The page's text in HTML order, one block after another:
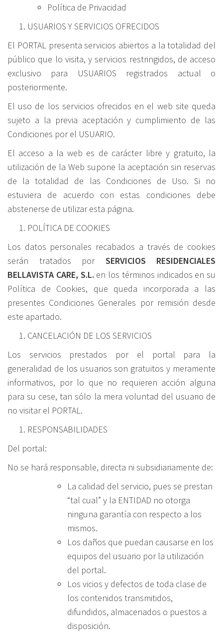
Política de Privacidad
USUARIOS Y SERVICIOS OFRECIDOS
El PORTAL presenta servicios abiertos a la totalidad del
público que lo visita, y servicios restringidos, de acceso
exclusivo para USUARIOS registrados actual o
posteriormente.
El uso de los servicios ofrecidos en el web site queda
sujeto a la previa aceptación y cumplimiento de las
Condiciones por el USUARIO.
El acceso a la web es de carácter libre y gratuito, la
utilización de la Web supone la aceptación sin reservas
de
la totalidad de las Condiciones de Uso. Si
no
estuviera
de acuerdo con estas condiciones
debe
abstenerse de utilizar esta página.
POLÍTICA DE COOKIES
Los datos personales recabados a través de cookies
serán tratados por SERVICIOS RESIDENCIALES
BELLAVISTA CARE, S.L. en los términos indicados en su
Política de Cookies, que queda incorporada a las
presentes Condiciones Generales por remisión desde
este apartado.
CANCELACIÓN DE LOS SERVICIOS
Los servicios prestados por el portal para la
generalidad de los usuarios son gratuitos y meramente
informativos, por lo que no requieren acción alguna
para su cese, tan sólo la mera voluntad del usuario de
no visitar el PORTAL.
RESPONSABILIDADES
Del portal:
No se hará responsable, directa ni subsidiariamente de:
La calidad del servicio, pues se prestan
“tal cual” y la ENTIDAD no otorga
ninguna garantía con respecto a los
mismos.
Los daños que puedan causarse en los
equipos del usuario por la utilización
del portal.
Los vicios y defectos de toda clase de
los contenidos transmitidos,
difundidos, almacenados o puestos a
disposición.